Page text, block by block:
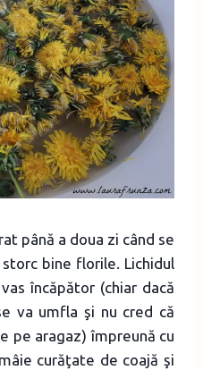
până a doua zi când se
bine florile. Lichidul
încăpător (chiar dacă
va umfla şi nu cred că
pe aragaz) împreună cu
curăţate de coajă şi